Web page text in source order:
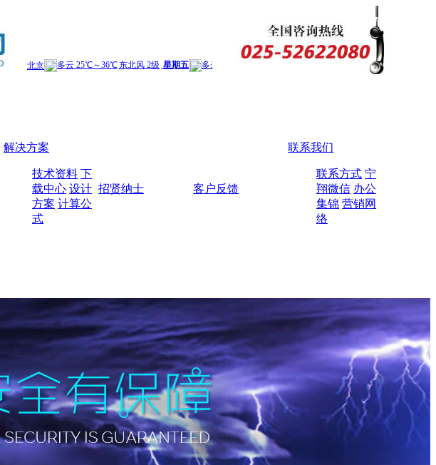
解决方案
技术资料 下
载中心 设计
方案 计算公
式
招贤纳士 客户反馈
联系我们
联系方式 宁
翔微信 办公
集锦 营销网
络